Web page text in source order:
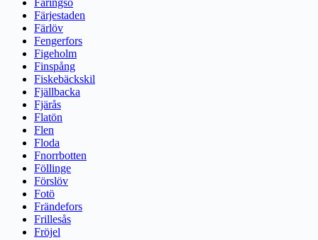
Färingsö
Färjestaden
Färlöv
Fengerfors
Figeholm
Finspång
Fiskebäckskil
Fjällbacka
Fjärås
Flatön
Flen
Floda
Fnorrbotten
Föllinge
Förslöv
Fotö
Frändefors
Frillesås
Fröjel